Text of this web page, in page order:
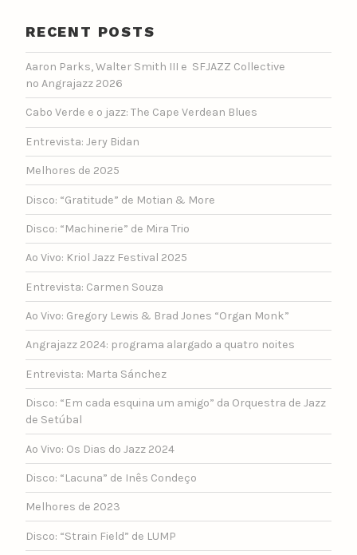
RECENT POSTS
Aaron Parks, Walter Smith III e SFJAZZ Collective
no Angrajazz 2026
Cabo Verde e o jazz: The Cape Verdean Blues
Entrevista: Jery Bidan
Melhores de 2025
Disco: “Gratitude” de Motian & More
Disco: “Machinerie” de Mira Trio
Ao Vivo: Kriol Jazz Festival 2025
Entrevista: Carmen Souza
Ao Vivo: Gregory Lewis & Brad Jones “Organ Monk”
Angrajazz 2024: programa alargado a quatro noites
Entrevista: Marta Sánchez
Disco: “Em cada esquina um amigo” da Orquestra de Jazz
de Setúbal
Ao Vivo: Os Dias do Jazz 2024
Disco: “Lacuna” de Inês Condeço
Melhores de 2023
Disco: “Strain Field” de LUMP